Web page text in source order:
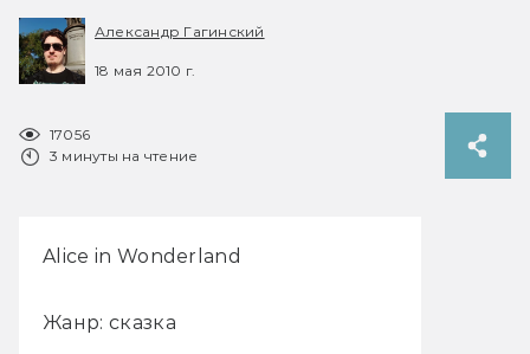
Александр Гагинский
18 мая 2010 г.
17056
3 минуты на чтение
Alice in Wonderland
Жанр: сказка